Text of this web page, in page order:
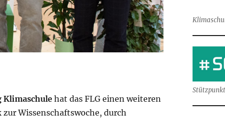
Klimaschulehat das FLG einen weiteren
Wissenschaftswoche, durch